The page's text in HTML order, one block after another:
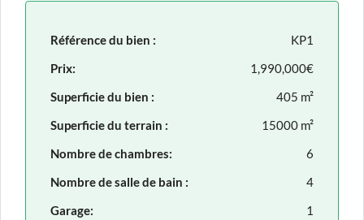
Référence du bien :
KP1
Prix:
1,990,000€
Superficie du bien :
405 m²
Superficie du terrain :
15000 m²
Nombre de chambres:
6
Nombre de salle de bain :
4
Garage:
1